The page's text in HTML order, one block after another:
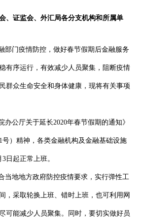
、证监会、外汇局各分支机构和所属单
部门疫情防控，做好春节假期后金融服务
有序运行，有效减少人员聚集，阻断疫情
群众生命安全和身体健康，现将有关事项
办公厅关于延长2020年春节假期的通知》
1 号）精神，各类金融机构及金融基础设施
3日起正常上班。
当地地方政府防控疫情要求，实行弹性工
，采取轮换上班、错时上班，也可利用网
可能减少人员聚集。同时，要切实做好员